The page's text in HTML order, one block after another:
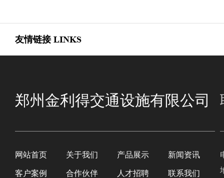
友情链接 LINKS
郑州金利得交通设施有限公司
网站首页 关于我们 产品展示 新闻资讯
客户案例 合作伙伴 人才招聘 联系我们